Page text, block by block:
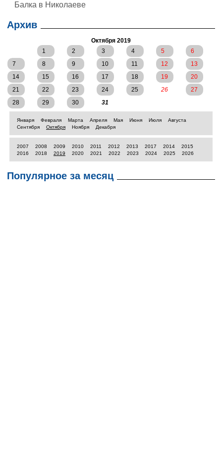
Балка в Николаеве
Архив
Октября 2019
1
2 3 4 5
6
7
8 9 10 11 12
13
14
15 16 17 18 19
20
21
22 23 24 25 26
27
28
29 30 31
Января Февраля Марта Апреля Мая Июня Июля
Августа
Сентября
Октября Ноября Декабря
2007 2008 2009 2010 2011 2012 2013 2017 2014
2015
2016
2018 2019 2020 2021 2022 2023 2024 2025 2026
Популярное за месяц